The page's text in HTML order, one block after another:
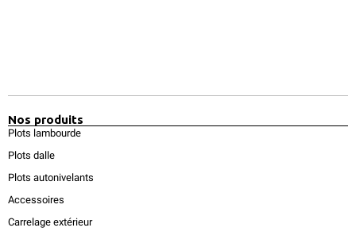
Nos produits
Plots lambourde
Plots dalle
Plots autonivelants
Accessoires
Carrelage extérieur